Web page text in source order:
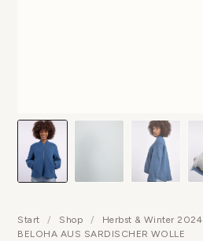
Start / Shop / Herbst & Winter 2024
BELOHA AUS SARDISCHER WOLLE